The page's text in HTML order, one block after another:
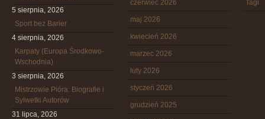
5 sierpnia, 2026
Sport bez Barier
4 sierpnia, 2026
Karpaty (Europa Środkowo-
Wschodnia)
3 sierpnia, 2026
Mistrzowie Pióra: Biografie i
Sylwetki Autorów
31 lipca, 2026
czerwiec 2026
maj 2026
kwiecień 2026
marzec 2026
luty 2026
styczeń 2026
grudzień 2025
Tagi